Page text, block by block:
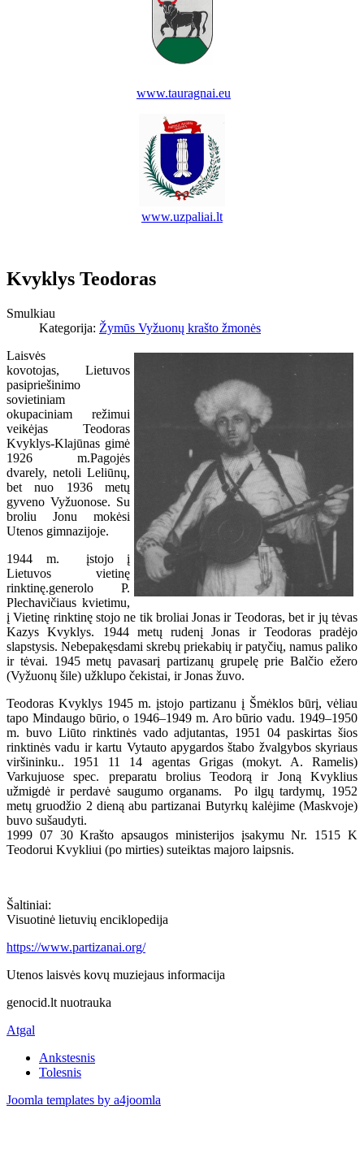
www.tauragnai.eu
www.uzpaliai.lt
Kvyklys Teodoras
Smulkiau
Kategorija: Žymūs Vyžuonų krašto žmonės
Laisvės
kovotojas, Lietuvos
pasipriešinimo
sovietiniam
okupaciniam režimui
veikėjas Teodoras
Kvyklys-Klajūnas gimė
1926 m.Pagojės
dvarely, netoli Leliūnų,
bet nuo 1936 metų
gyveno Vyžuonose. Su
broliu Jonu mokėsi
Utenos gimnazijoje.
1944 m. įstojo į
Lietuvos vietinę
rinktinę.generolo P.
Plechavičiaus kvietimu,
į Vietinę rinktinę stojo ne tik broliai Jonas ir Teodoras, bet ir jų tėvas
Kazys Kvyklys. 1944 metų rudenį Jonas ir Teodoras pradėjo
slapstysis. Nebepakęsdami skrebų priekabių ir patyčių, namus paliko
ir tėvai. 1945 metų pavasarį partizanų grupelę prie Balčio ežero
(Vyžuonų šile) užklupo čekistai, ir Jonas žuvo.
Teodoras Kvyklys 1945 m. įstojo partizanu į Šmėklos būrį, vėliau
tapo Mindaugo būrio, o 1946–1949 m. Aro būrio vadu. 1949–1950
m. buvo Liūto rinktinės vado adjutantas, 1951 04 paskirtas šios
rinktinės vadu ir kartu Vytauto apygardos štabo žvalgybos skyriaus
viršininku.. 1951 11 14 agentas Grigas (mokyt. A. Ramelis)
Varkujuose spec. preparatu brolius Teodorą ir Joną Kvyklius
užmigdė ir perdavė saugumo organams. Po ilgų tardymų, 1952
metų gruodžio 2 dieną abu partizanai Butyrkų kalėjime (Maskvoje)
buvo sušaudyti.
1999 07 30 Krašto apsaugos ministerijos įsakymu Nr. 1515 K
Teodorui Kvykliui (po mirties) suteiktas majoro laipsnis.
Šaltiniai:
Visuotinė lietuvių enciklopedija
https://www.partizanai.org/
Utenos laisvės kovų muziejaus informacija
genocid.lt nuotrauka
Atgal
Ankstesnis
Tolesnis
Joomla templates by a4joomla